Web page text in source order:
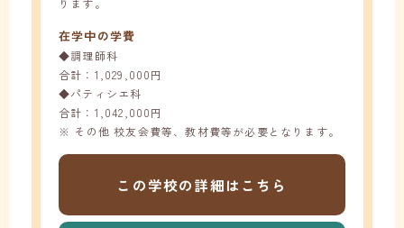
ります。
在学中の学費
◆調理師科
合計：1,029,000円
◆パティシエ科
合計：1,042,000円
※ その他 校友会費等、教材費等が必要となります。
この学校の詳細はこちら